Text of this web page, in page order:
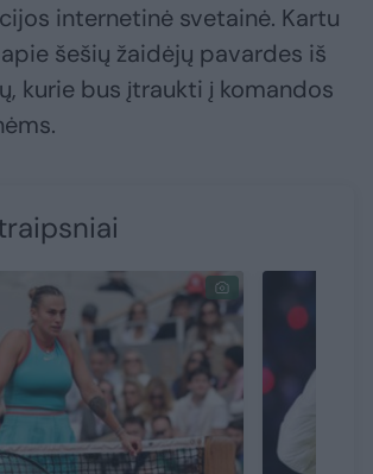
internetinė svetainė. Kartu
šešių žaidėjų pavardes iš
kurie bus įtraukti į komandos